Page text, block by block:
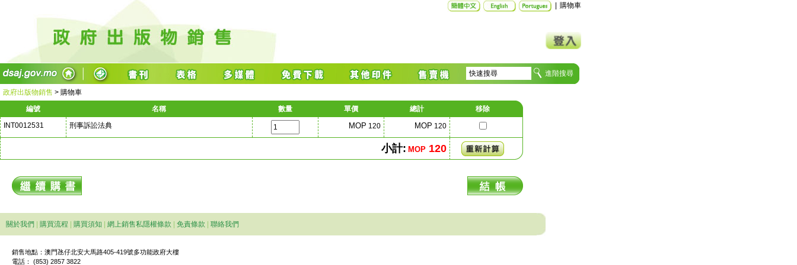
購物車
進階搜尋
政府出版物銷售 > 購物車
編號
名稱 數量 單價 總計
移除
INT0012531
刑事訴訟法典 MOP 120 MOP 120
小計: MOP 120
關於我們 購買流程 購買須知 網上銷售私隱權條款 免責條款 聯絡我們
銷售地點：澳門氹仔北安大馬路405-419號多功能政府大樓
電話： (853) 2857 3822